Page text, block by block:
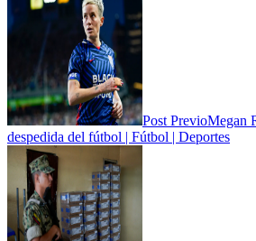
Post PrevioMegan
despedida del fútbol | Fútbol | Deportes